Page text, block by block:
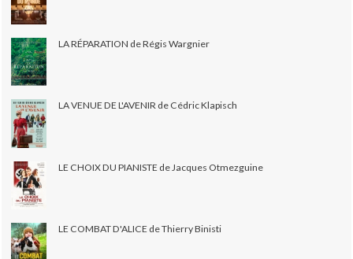
LA RÉPARATION de Régis Wargnier
LA VENUE DE L'AVENIR de Cédric Klapisch
LE CHOIX DU PIANISTE de Jacques Otmezguine
LE COMBAT D'ALICE de Thierry Binisti